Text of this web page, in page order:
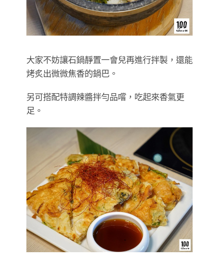
大家不妨讓石鍋靜置一會兒再進行拌製，還能
烤炙出微微焦香的鍋巴。
另可搭配特調辣醬拌勻品嚐，吃起來香氣更
足。